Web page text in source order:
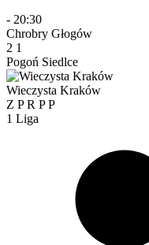
- 20:30
Chrobry Głogów
2 1
Pogoń Siedlce
Wieczysta Kraków
Z PR PP
1 Liga